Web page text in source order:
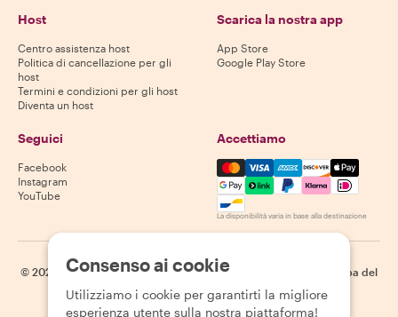
Host
Centro assistenza host
Politica di cancellazione per gli
host
Termini e condizioni per gli host
Diventa un host
Scarica la nostra app
App Store
Google Play Store
Seguici
Facebook
Instagram
YouTube
Accettiamo
Mastercard, Visa, Amex,
La disponibilità varia in base alla destinazione
© 2026 Withlocals.com | Informativa sulla privacy
Mappa del
Consenso ai cookie
Utilizziamo i cookie per garantirti la migliore
esperienza utente sulla nostra piattaforma!